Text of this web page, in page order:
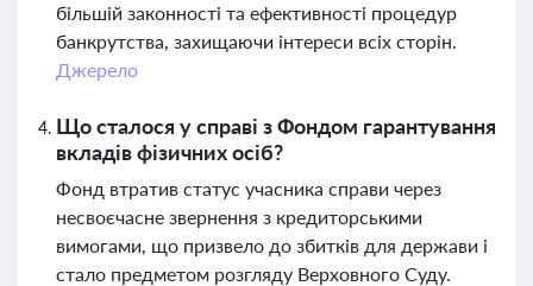
більшій законності та ефективності процедур
банкрутства, захищаючи інтереси всіх сторін.
Джерело
Що сталося у справі з Фондом гарантування
вкладів фізичних осіб?
Фонд втратив статус учасника справи через
несвоєчасне звернення з кредиторськими
вимогами, що призвело до збитків для держави і
стало предметом розгляду Верховного Суду.